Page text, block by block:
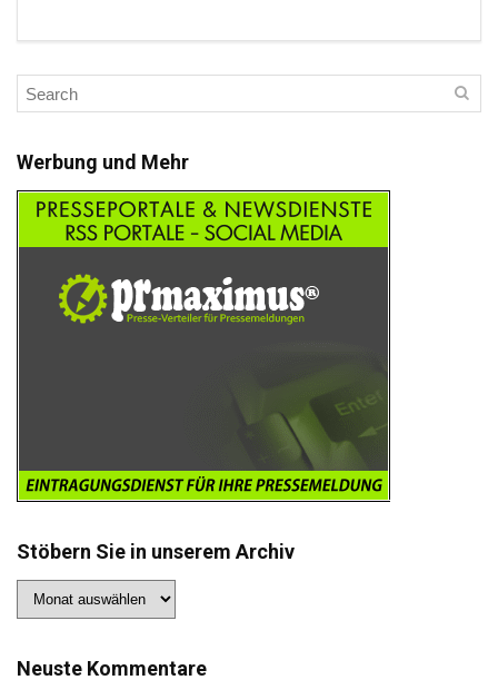
Werbung und Mehr
Stöbern Sie in unserem Archiv
Sie
Archiv
Neuste Kommentare